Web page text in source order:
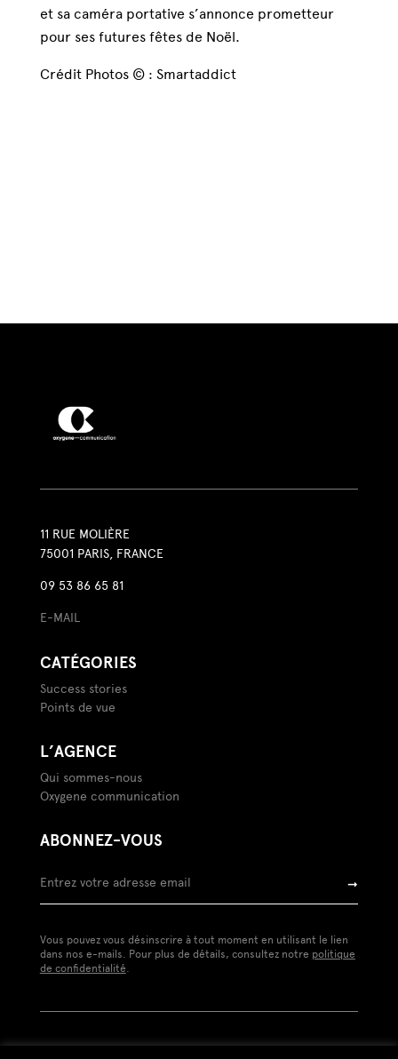
et sa caméra portative s’annonce prometteur
pour ses futures fêtes de Noël.
Crédit Photos © : Smartaddict
11 RUE MOLIÈRE
75001 PARIS, FRANCE
09 53 86 65 81
E-MAIL
CATÉGORIES
Success stories
Points de vue
L’AGENCE
Qui sommes-nous
Oxygene communication
ABONNEZ-VOUS
➞
Vous pouvez vous désinscrire à tout moment en utilisant le lien
dans nos e-mails. Pour plus de détails, consultez notre politique
de confidentialité.